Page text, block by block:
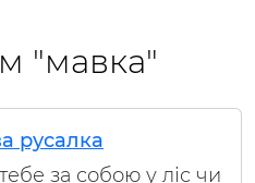
"мавка"
русалка
за собою у ліс чи